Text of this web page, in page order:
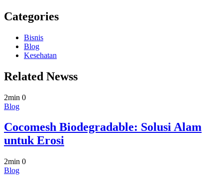
Categories
Bisnis
Blog
Kesehatan
Related Newss
2min 0
Blog
Cocomesh Biodegradable: Solusi Alam
untuk Erosi
2min 0
Blog